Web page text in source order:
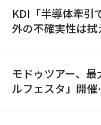
KDI「半導体牽
外の不確実性は拭
モドゥツアー、
ルフェスタ」開